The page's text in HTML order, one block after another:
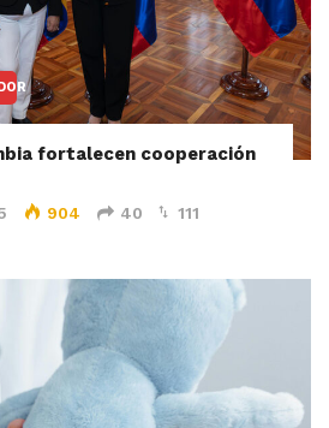
fortalecen cooperación
904 40 111